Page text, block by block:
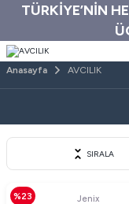
TÜRKİYE’NİN
Anasayfa AVCILIK
SIRALA
%23 Jenix